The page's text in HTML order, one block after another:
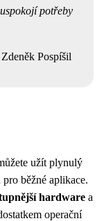
potřeby
Zdeněk Pospíšil
užít plynulý
běžné aplikace.
hardware a
operační